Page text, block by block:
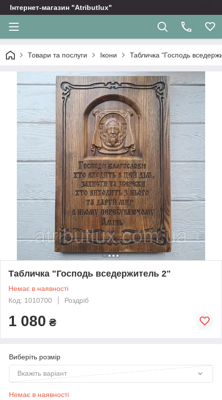
Інтернет-магазин "Atributlux"
Товари та послуги Ікони Табличка "Господь
Табличка "Господь вседержитель 2"
Немає в наявності
Код: 1010700
Роздріб
1 080 ₴
Виберіть розмір
Вкажіть варіант
Немає в наявності